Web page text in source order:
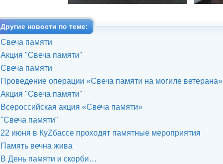
Другие новости по теме:
Свеча памяти
Акция "Свеча памяти"
Свеча памяти
Проведение операции «Свеча памяти на могиле ветерана»
Акция "Свеча памяти"
Всероссийская акция «Свеча памяти»
"Свеча памяти"
22 июня в КуZбассе проходят памятные мероприятия
Память вечна жива
В День памяти и скорби…